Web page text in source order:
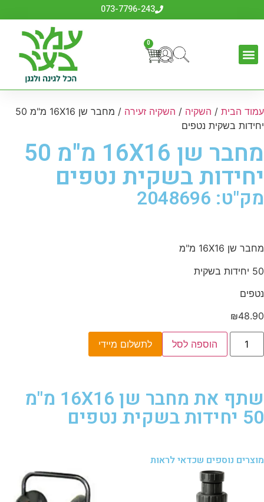
073-7796-243
0
עמוד הבית / השקיה / השקיה זעירה
/ מחבר שן 16X16 מ"מ 50
יחידות בשקית נטפים
מחבר שן 16X16 מ"מ 50
יחידות בשקית נטפים
מק"ט: 2048696
מחבר שן 16X16 מ"מ
50 יחידות בשקית
נטפים
₪48.90
הוספה לסל לתשלום מיידי
שתף את מחבר שן 16X16 מ"מ
50 יחידות בשקית נטפים
מוצרים נוספים שכדאי לראות